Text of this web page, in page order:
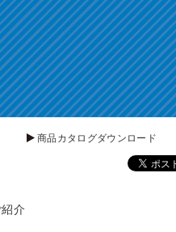
商品カタログダウンロード
介